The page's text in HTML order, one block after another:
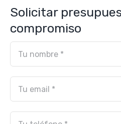
Solicitar
compromiso